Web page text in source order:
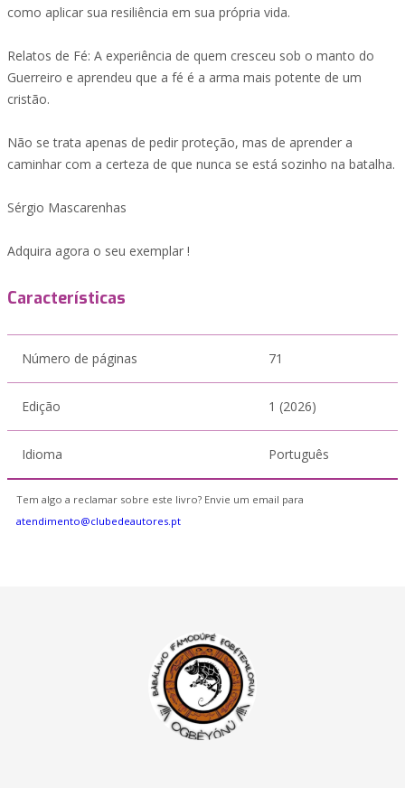
como aplicar sua resiliência em sua própria vida.
Relatos de Fé: A experiência de quem cresceu sob o manto do
Guerreiro e aprendeu que a fé é a arma mais potente de um
cristão.
Não se trata apenas de pedir proteção, mas de aprender a
caminhar com a certeza de que nunca se está sozinho na batalha.
Sérgio Mascarenhas
Adquira agora o seu exemplar !
Características
Número de páginas 71
Edição 1 (2026)
Idioma Português
Tem algo a reclamar sobre este livro? Envie um email para
atendimento@clubedeautores.pt